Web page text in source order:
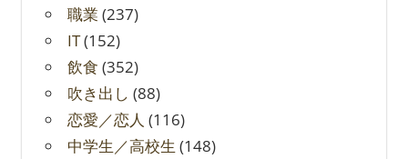
職業 (237)
IT(152)
飲食 (352)
吹き出し (88)
恋愛／恋人 (116)
中学生／高校生 (148)